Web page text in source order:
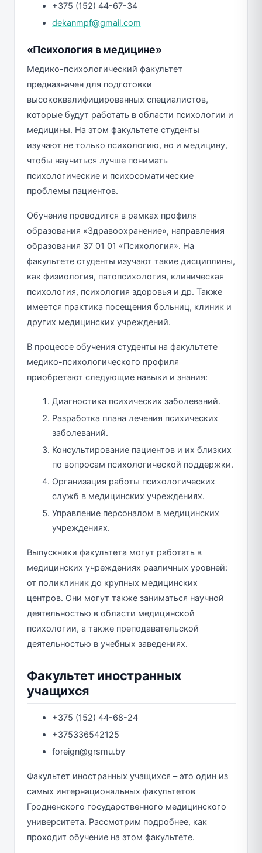
+375 (152) 44-67-34
dekanmpf@gmail.com
«Психология в медицине»
Медико-психологический факультет
предназначен для подготовки
высококвалифицированных специалистов,
которые будут работать в области психологии и
медицины. На этом факультете студенты
изучают не только психологию, но и медицину,
чтобы научиться лучше понимать
психологические и психосоматические
проблемы пациентов.
Обучение проводится в рамках профиля
образования «Здравоохранение», направления
образования 37 01 01 «Психология». На
факультете студенты изучают такие дисциплины,
как физиология, патопсихология, клиническая
психология, психология здоровья и др. Также
имеется практика посещения больниц, клиник и
других медицинских учреждений.
В процессе обучения студенты на факультете
медико-психологического профиля
приобретают следующие навыки и знания:
Диагностика психических заболеваний.
Разработка плана лечения психических
заболеваний.
Консультирование пациентов и их близких
по вопросам психологической поддержки.
Организация работы психологических
служб в медицинских учреждениях.
Управление персоналом в медицинских
учреждениях.
Выпускники факультета могут работать в
медицинских учреждениях различных уровней:
от поликлиник до крупных медицинских
центров. Они могут также заниматься научной
деятельностью в области медицинской
психологии, а также преподавательской
деятельностью в учебных заведениях.
Факультет иностранных
учащихся
+375 (152) 44-68-24
+375336542125
foreign@grsmu.by
Факультет иностранных учащихся – это один из
самых интернациональных факультетов
Гродненского государственного медицинского
университета. Рассмотрим подробнее, как
проходит обучение на этом факультете.